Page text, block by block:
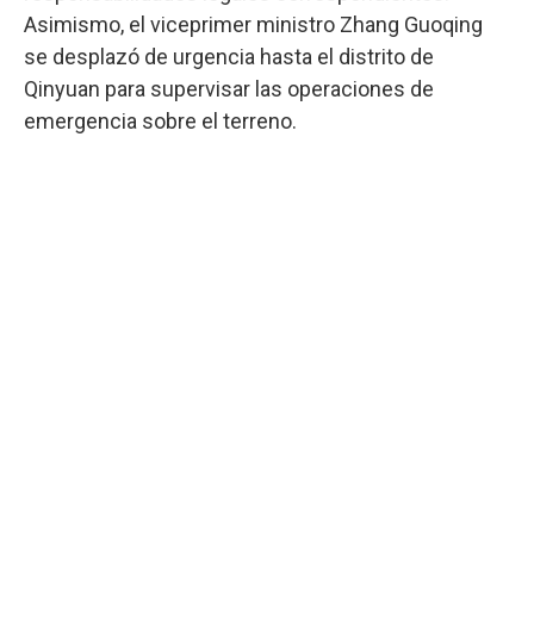
Asimismo, el viceprimer ministro Zhang Guoqing
se desplazó de urgencia hasta el distrito de
Qinyuan para supervisar las operaciones de
emergencia sobre el terreno.